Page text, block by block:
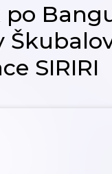
SIRIRI